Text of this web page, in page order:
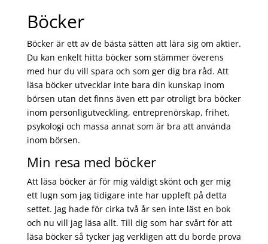
Böcker
Böcker är ett av de bästa sätten att lära sig om aktier.
Du kan enkelt hitta böcker som stämmer överens
med hur du vill spara och som ger dig bra råd. Att
läsa böcker utvecklar inte bara din kunskap inom
börsen utan det finns även ett par otroligt bra böcker
inom personligutveckling, entreprenörskap, frihet,
psykologi och massa annat som är bra att använda
inom börsen.
Min resa med böcker
Att läsa böcker är för mig väldigt skönt och ger mig
ett lugn som jag tidigare inte har uppleft på detta
settet. Jag hade för cirka två år sen inte läst en bok
och nu vill jag läsa allt. Till dig som har svårt för att
läsa böcker så tycker jag verkligen att du borde prova